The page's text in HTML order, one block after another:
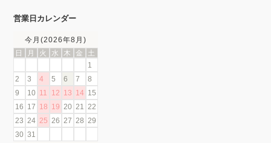
営業日カレンダー
今月(2026年8月)
日
月 火 水 木 金
土
1
2
3 4 5 6 7
8
9
10 11 12 13 14
15
16
17 18 19 20 21
22
23
24 25 26 27 28
29
30 31